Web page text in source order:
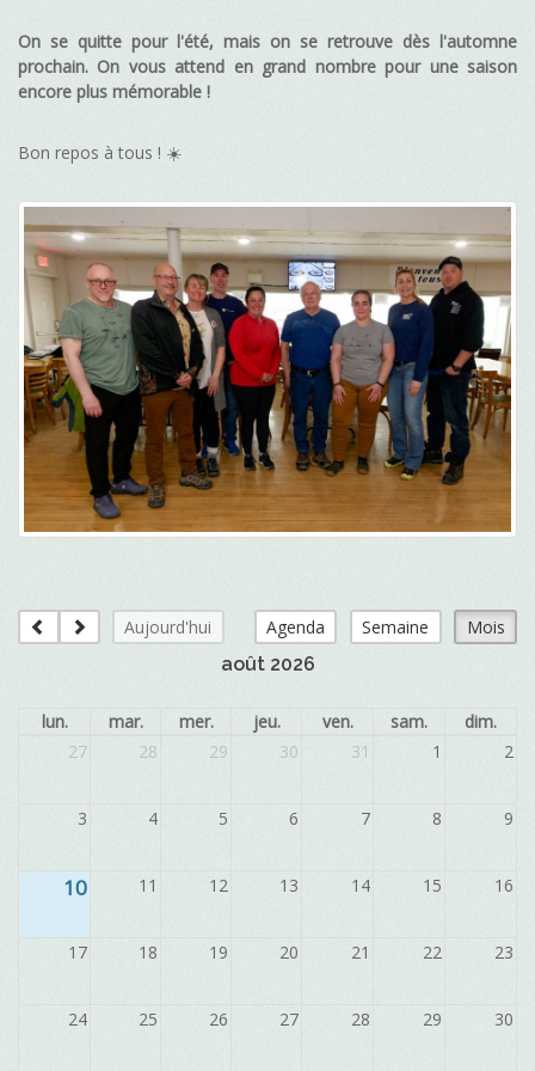
On se quitte pour l'été, mais on se retrouve dès l'automne
prochain. On vous attend en grand nombre pour une saison
encore plus mémorable !
Bon repos à tous ! ☀️
Aujourd'hui Agenda Semaine
Mois
août 2026
lun. mar. mer. jeu. ven. sam.
dim.
27
28 29 30 31 1 2
3 4 5 6 7 8 9
10 11 12 13 14 15 16
17 18 19 20 21 22 23
24 25 26 27 28 29 30